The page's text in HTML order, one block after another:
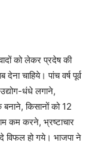
को लेकर प्रदेष की
चाहिये। पांच वर्ष पूर्व
धंधे लगाने,
किसानों को 12
कम करने, भ्रष्टाचार
विफल हो गये। भाजपा ने